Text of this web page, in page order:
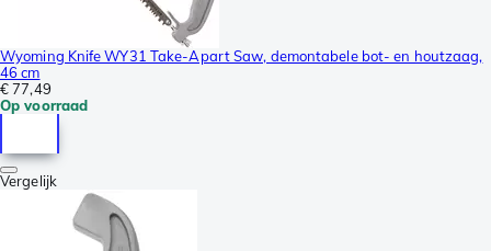
Wyoming Knife WY31 Take-Apart Saw, demontabele bot- en houtzaag,
46 cm
€ 77,49
Op voorraad
Vergelijk